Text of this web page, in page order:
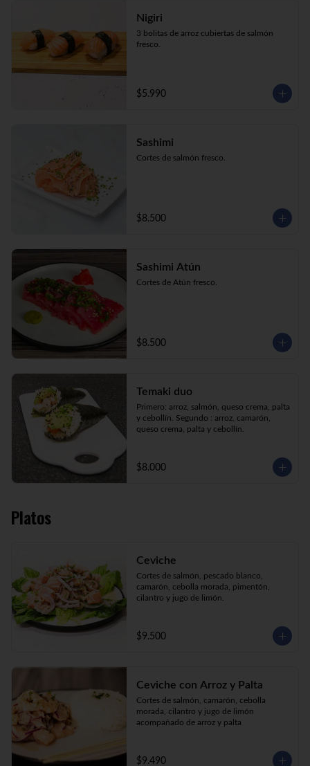
Nigiri
3 bolitas de arroz cubiertas de salmón
fresco.
$5.990
Sashimi
Cortes de salmón fresco.
$8.500
Sashimi Atún
Cortes de Atún fresco.
$8.500
Temaki duo
Primero: arroz, salmón, queso crema, palta
y cebollín. Segundo : arroz, camarón,
queso crema, palta y cebollín.
$8.000
Platos
Ceviche
Cortes de salmón, pescado blanco,
camarón, cebolla morada, pimentón,
cilantro y jugo de limón.
$9.500
Ceviche con Arroz y Palta
Cortes de salmón, camarón, cebolla
morada, cilantro y jugo de limón
acompañado de arroz y palta
$9.490